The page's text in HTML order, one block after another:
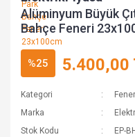
Alüminyum Büyük
Bahçe Feneri
%25 5.400,00
Kategori
Marka
Stok Kodu
EP-